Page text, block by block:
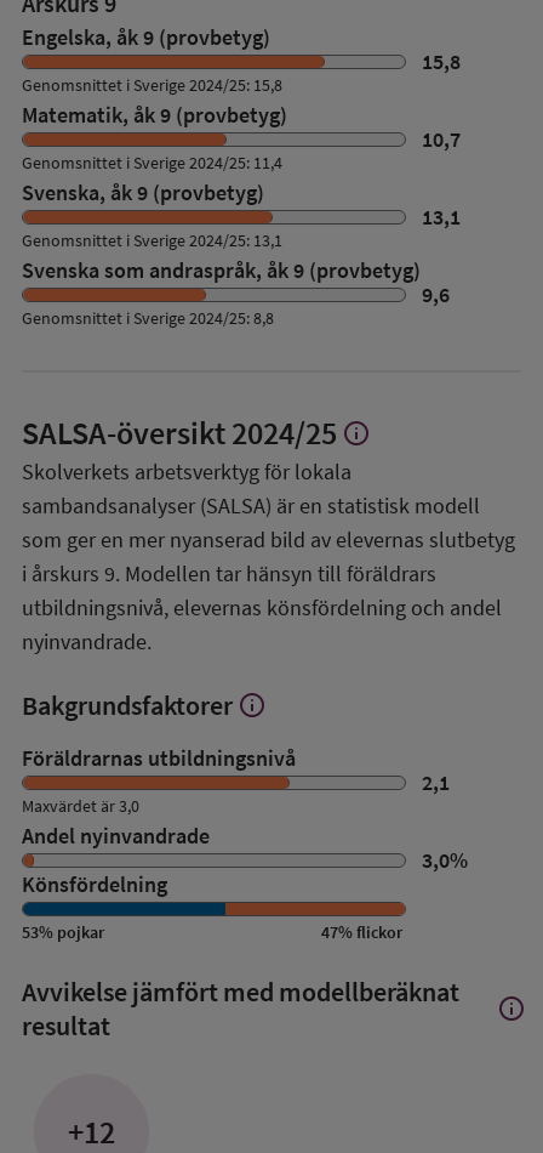
Engelska, åk 9 (provbetyg)
15,8
Genomsnittet i Sverige 2024/25: 15,8
Matematik, åk 9 (provbetyg)
10,7
Genomsnittet i Sverige 2024/25: 11,4
Svenska, åk 9 (provbetyg)
13,1
Genomsnittet i Sverige 2024/25: 13,1
Svenska som andraspråk, åk 9 (provbetyg)
9,6
Genomsnittet i Sverige 2024/25: 8,8
SALSA-översikt2024/25 Visa
om
SALSA-
översikt
info
Skolverkets arbetsverktyg för lokala
sambandsanalyser (SALSA) är en statistisk modell
som ger en mer nyanserad bild av elevernas slutbetyg
i årskurs 9. Modellen tar hänsyn till föräldrars
utbildningsnivå, elevernas könsfördelning och andel
nyinvandrade.
Bakgrundsfaktorer Visa
om
Bakgrundsfaktorer
info
Föräldrarnas utbildningsnivå
2,1
Maxvärdet är 3,0
Andel nyinvandrade
3,0%
Könsfördelning
53% pojkar 47%flickor
Avvikelse jämfört med modellberäknat
resultat
Visa
info
+12